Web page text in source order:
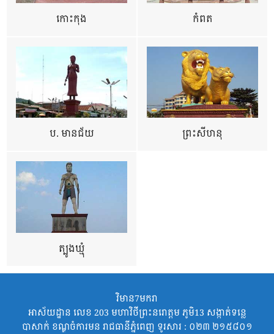
កោះកុង កំពត
ប. មានជ័យ ព្រះសីហនុ
ត្បូងឃ្មុំ
វិមាន7មករា
អាស័យដ្ឋាន លេខ 203 មហាវិថីព្រះនរោត្តម ភូមិ13 សង្កាត់ទន្លេ
បាសាក់ ខណ្ឌចំការមន រាជធានីភ្នំពេញ ទូរសារ : ០២៣ ២១៥៨០១